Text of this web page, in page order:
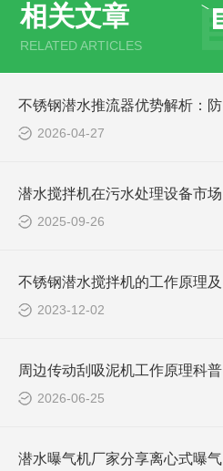
相关文章
RELATED ARTICLES
2026-04-27
2025-09-26
2023-12-02
周边传动刮吸泥机工作原理科普
2026-06-25